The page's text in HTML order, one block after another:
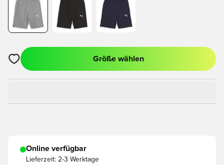
Öffnet ein neues Fenster zum Anmelden oder Registrieren
Größe wählen
Online verfügbar
Lieferzeit: 2-3 Werktage